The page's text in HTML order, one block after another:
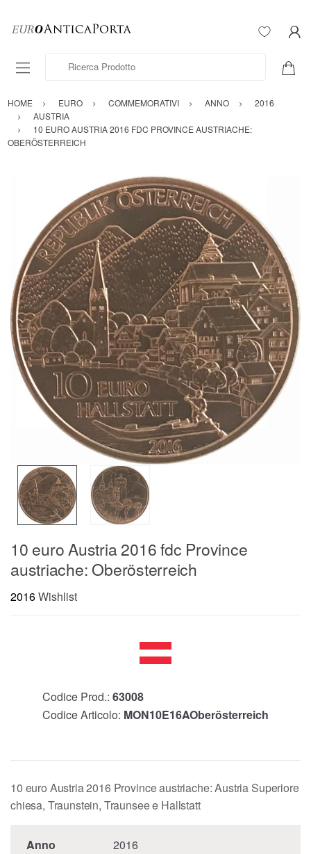
Ricerca Prodotto
HOME EURO COMMEMORATIVI ANNO
2016
AUSTRIA
10 EURO AUSTRIA 2016 FDC PROVINCE AUSTRIACHE:
OBERÖSTERREICH
10 euro Austria 2016 fdc Province
austriache: Oberösterreich
2016Wishlist
Codice Prod.: 63008
Codice Articolo: MON10E16AOberösterreich
10 euro Austria 2016 Province austriache: Austria Superiore
chiesa, Traunstein, Traunsee e Hallstatt
Anno 2016